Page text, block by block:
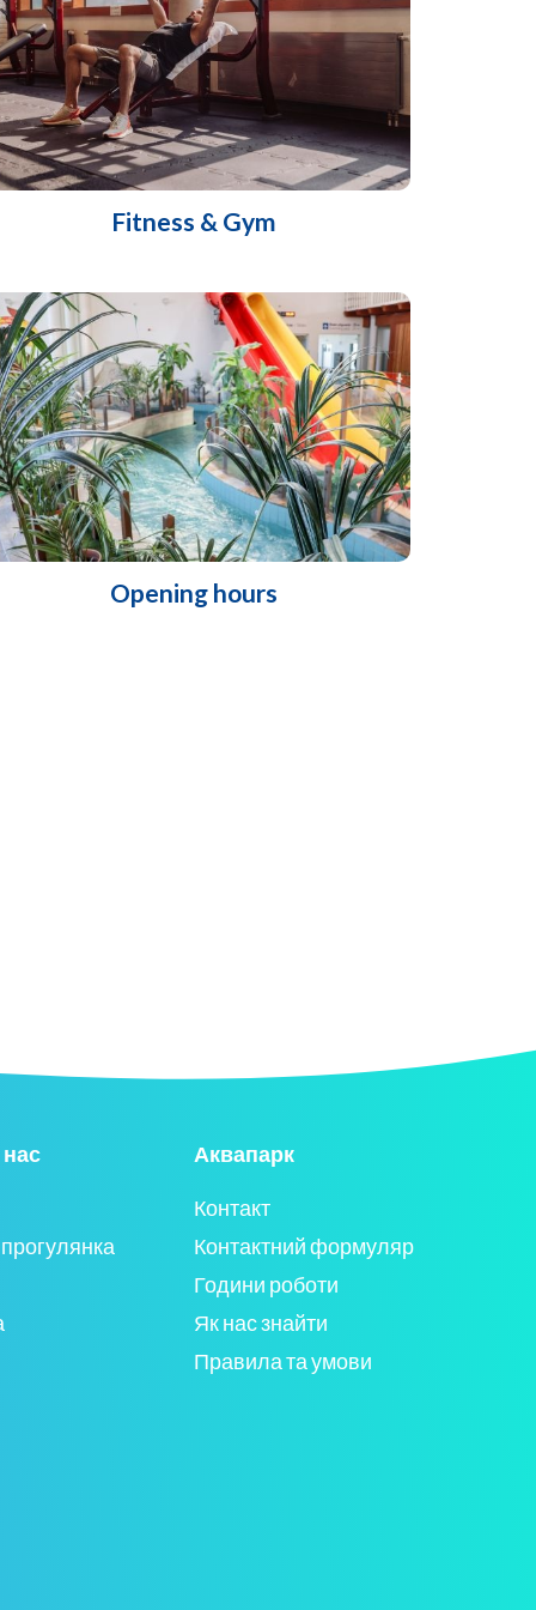
Fitness & Gym
Opening hours
нас Аквапарк
Контакт
Контактний формуляр
Години роботи
Як нас знайти
Правила та умови